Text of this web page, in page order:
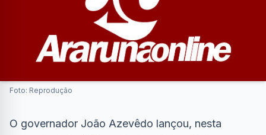
Foto: Reprodução
O governador João Azevêdo lançou, nesta